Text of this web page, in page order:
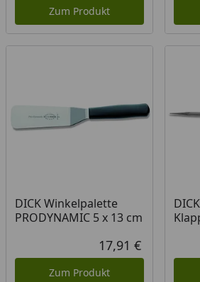
Zum Produkt
DICK Winkelpalette
PRODYNAMIC 5 x 13 cm
Aktueller
17,91 €
Zum Produkt